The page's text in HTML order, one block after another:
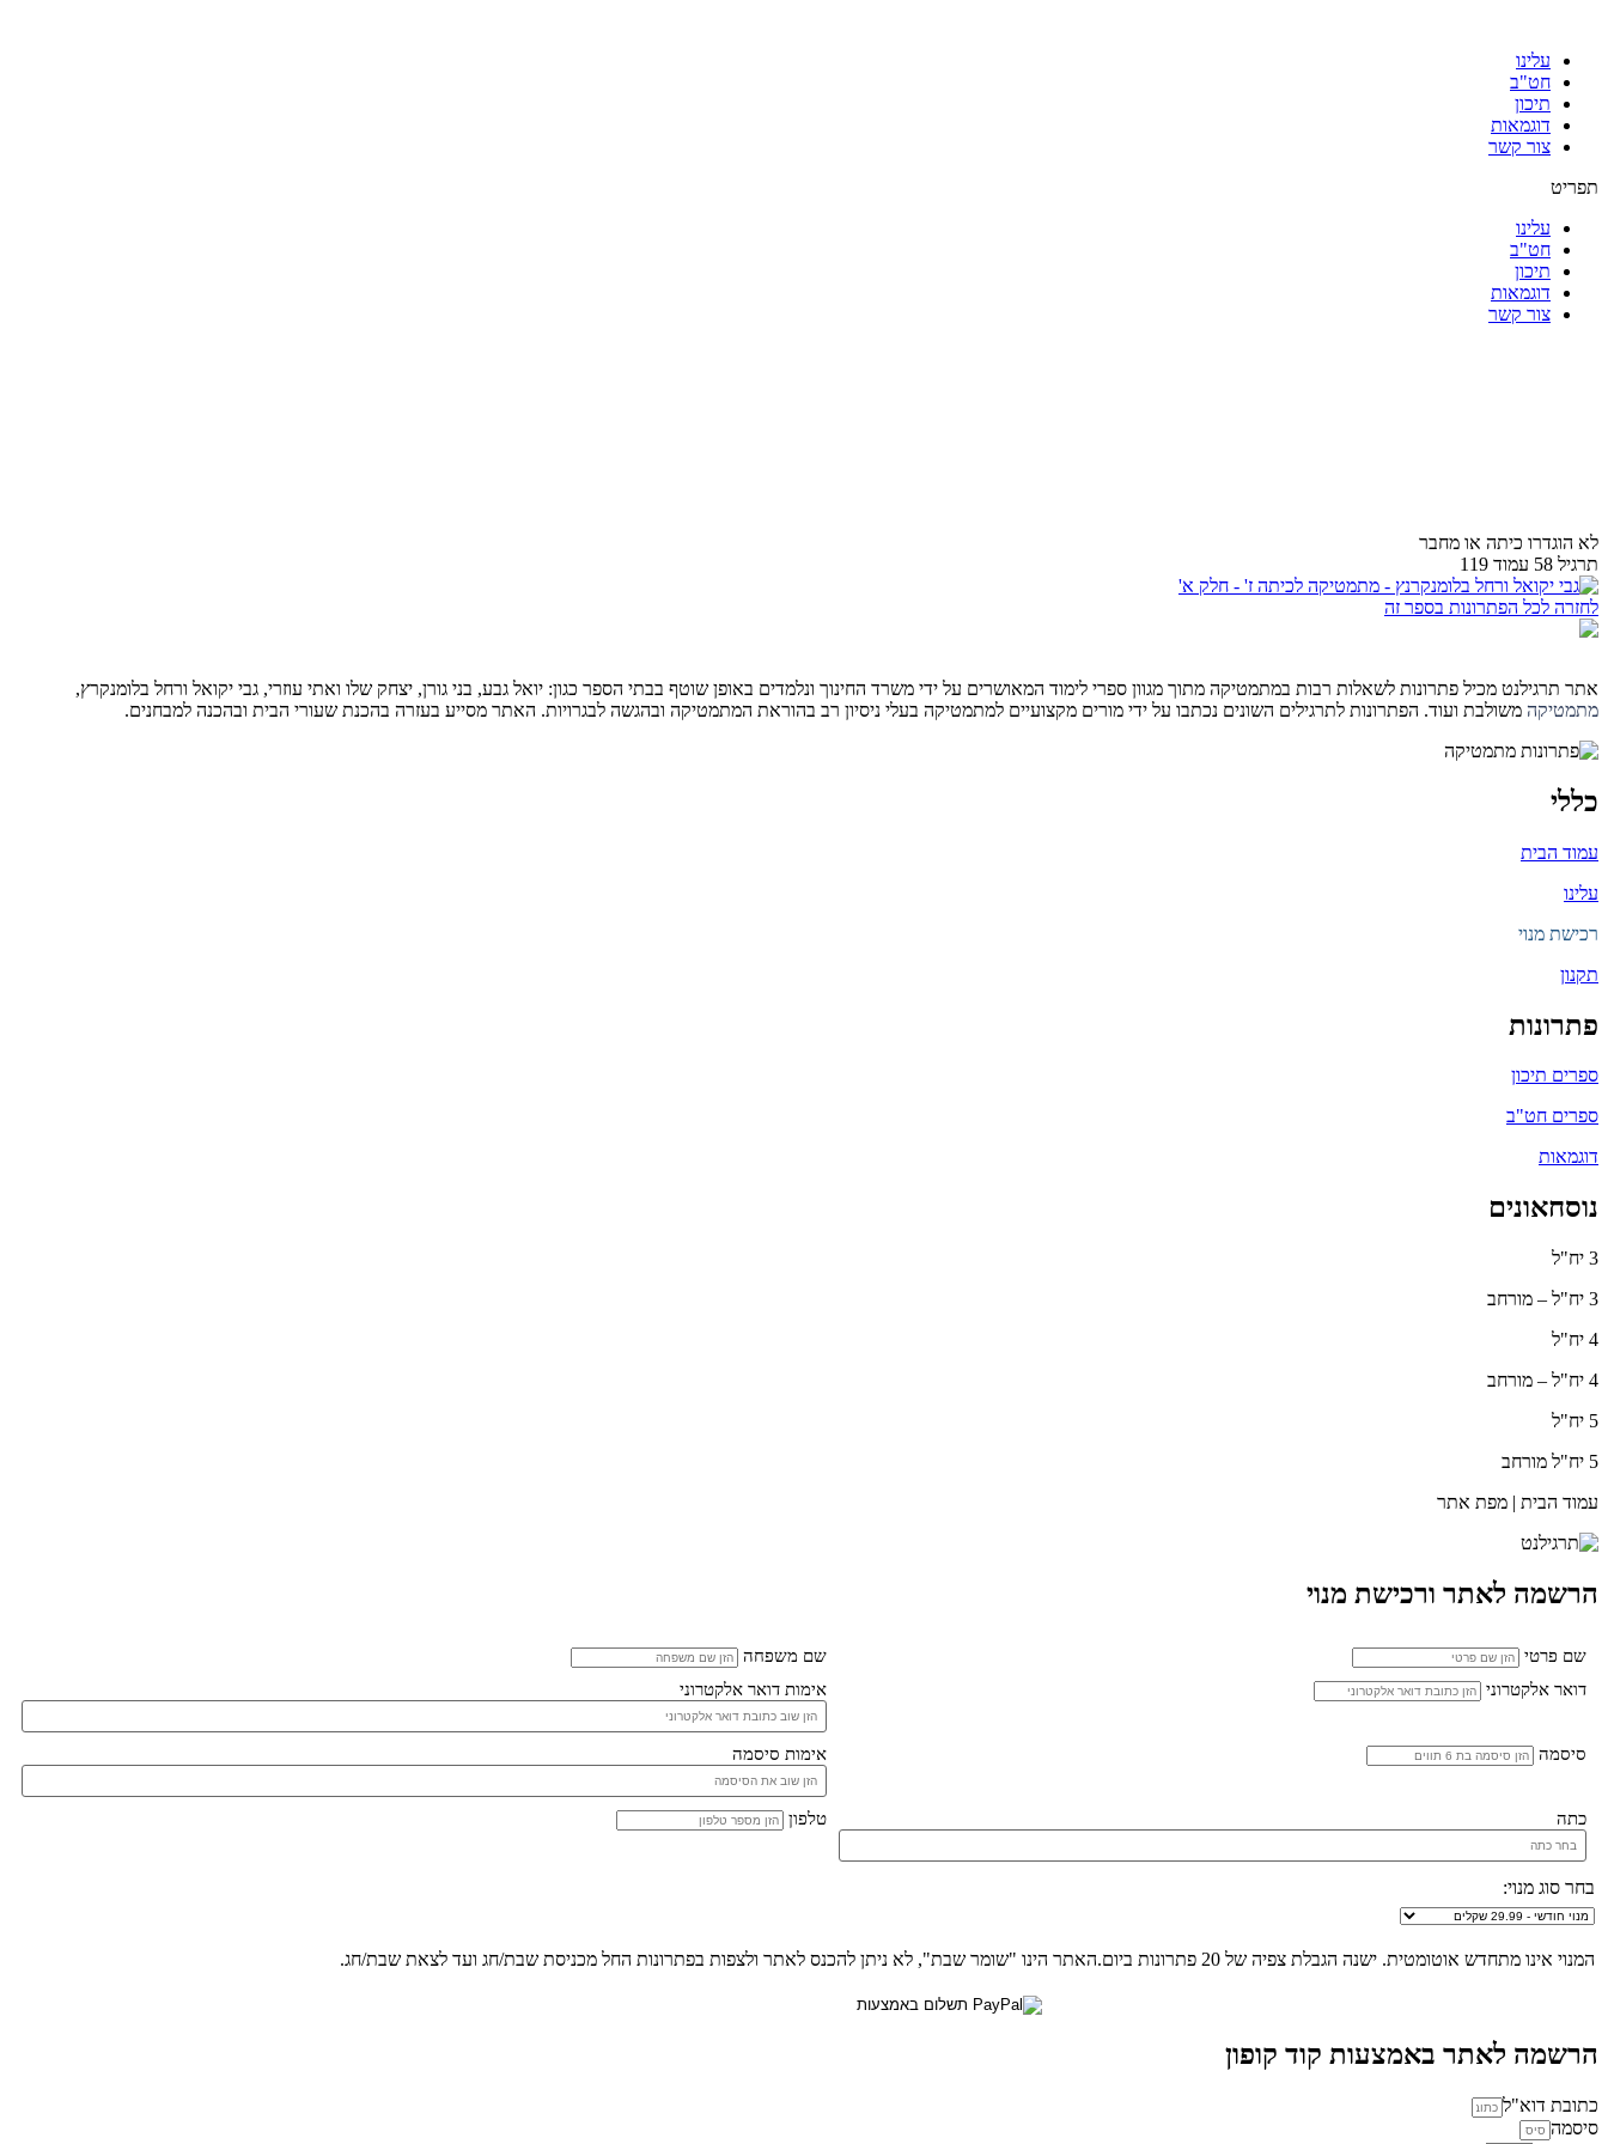
עלינו
חט"ב
תיכון
דוגמאות
צור קשר
תפריט
עלינו
חט"ב
תיכון
דוגמאות
צור קשר
לא הוגדרו כיתה או מחבר
תרגיל 58 עמוד 119
לחזרה לכל הפתרונות בספר זה
אתר תרגילנט מכיל פתרונות לשאלות רבות במתמטיקה מתוך מגוון ספרי לימוד המאושרים על ידי משרד החינוך ונלמדים באופן שוטף בבתי הספר כגון: יואל גבע, בני גורן, יצחק שלו ואתי עוזרי, גבי יקואל ורחל בלומנקרץ,
מתמטיקה משולבת ועוד. הפתרונות לתרגילים השונים נכתבו על ידי מורים מקצועיים למתמטיקה בעלי ניסיון רב בהוראת המתמטיקה ובהגשה לבגרויות. האתר מסייע בעזרה בהכנת שעורי הבית ובהכנה למבחנים.
כללי
עמוד הבית
עלינו
רכישת מנוי
תקנון
פתרונות
ספרים תיכון
ספרים חט"ב
דוגמאות
נוסחאונים
3 יח"ל
3 יח"ל – מורחב
4 יח"ל
4 יח"ל – מורחב
5 יח"ל
5 יח"ל מורחב
עמוד הבית | מפת אתר
הרשמה לאתר ורכישת מנוי
שם פרטי
שם משפחה
דואר אלקטרוני
אימות דואר אלקטרוני
סיסמה אימות סיסמה
כתה טלפון
בחר סוג מנוי:
המנוי אינו מתחדש אוטומטית. ישנה הגבלת צפיה של 20 פתרונות ביום.האתר הינו "שומר שבת", לא ניתן להכנס לאתר ולצפות בפתרונות החל מכניסת שבת/חג ועד לצאת שבת/חג.
הרשמה לאתר באמצעות קוד קופון
כתובת דוא"ל
סיסמה